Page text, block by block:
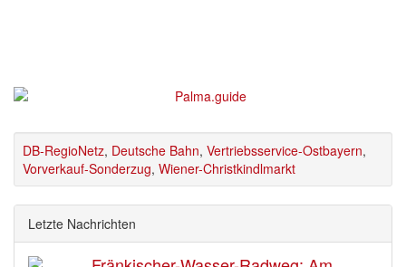
DB-RegioNetz, Deutsche Bahn, Vertriebsservice-Ostbayern,
Vorverkauf-Sonderzug, Wiener-Christkindlmarkt
Letzte Nachrichten